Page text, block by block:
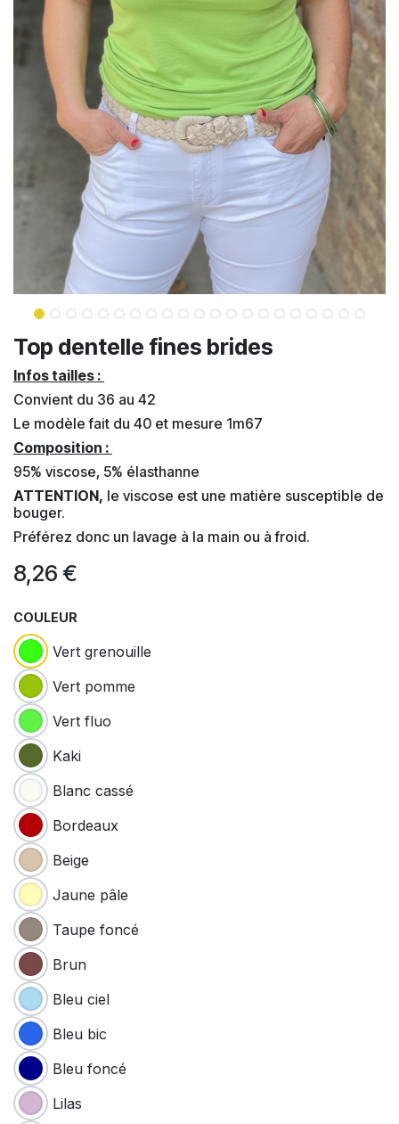
Top dentelle fines brides
Infos tailles :
Convient du 36 au 42
Le modèle fait du 40 et mesure 1m67
Composition :
95% viscose, 5% élasthanne
ATTENTION, le viscose est une matière susceptible de
bouger.
Préférez donc un lavage à la main ou à froid.
8,26 €
COULEUR
Vert grenouille
Vert pomme
Vert fluo
Kaki
Blanc cassé
Bordeaux
Beige
Jaune pâle
Taupe foncé
Brun
Bleu ciel
Bleu bic
Bleu foncé
Lilas